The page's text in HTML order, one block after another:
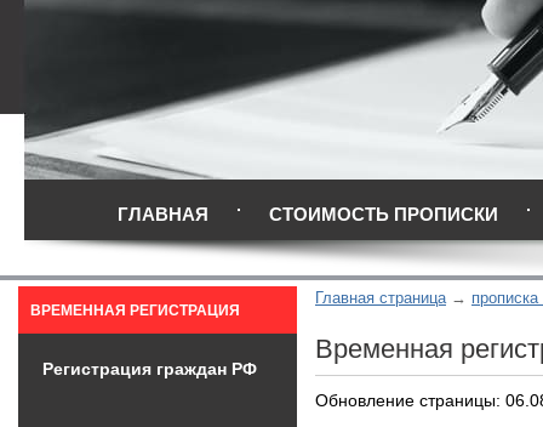
ГЛАВНАЯ СТОИМОСТЬ ПРОПИСКИ
Главная страница
Временная
Обновление страницы:
ВРЕМЕННАЯ РЕГИСТРАЦИЯ
Регистрация граждан РФ